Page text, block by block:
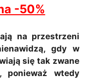
-50%
na przestrzeni
gdy w
się tak zwane
ponieważ wtedy